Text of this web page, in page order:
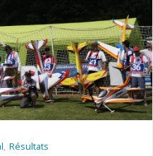
, Résultats